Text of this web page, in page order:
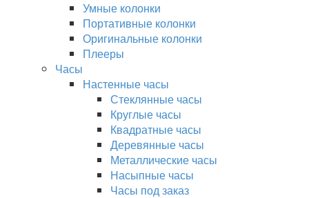
Умные колонки
Портативные колонки
Оригинальные колонки
Плееры
Часы
Настенные часы
Стеклянные часы
Круглые часы
Квадратные часы
Деревянные часы
Металлические часы
Насыпные часы
Часы под заказ